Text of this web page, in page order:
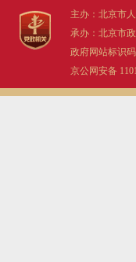
主办：北京市
承办：北京市
政府网站标识
京公网安备